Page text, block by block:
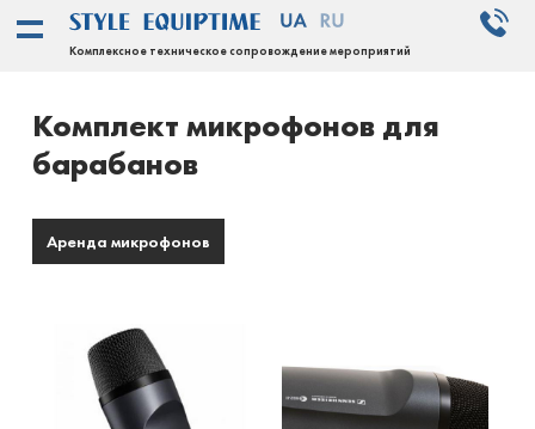
Комплексное техническое сопровождение мероприятий
Комплект микрофонов для
барабанов
Аренда микрофонов